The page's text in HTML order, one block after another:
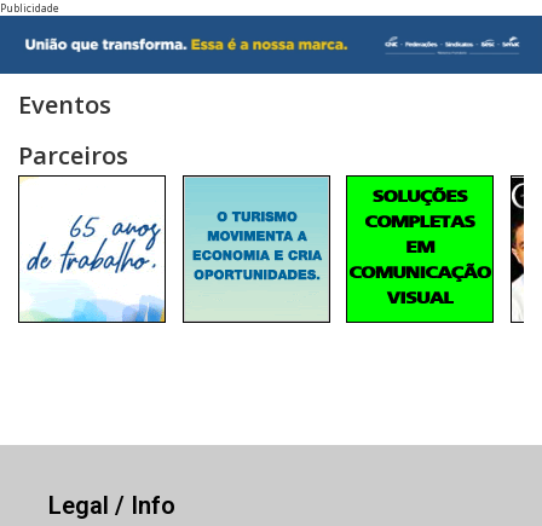
Publicidade
Eventos
Parceiros
Legal / Info